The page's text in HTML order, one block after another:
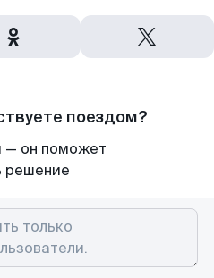
поездом?
— он поможет
решение